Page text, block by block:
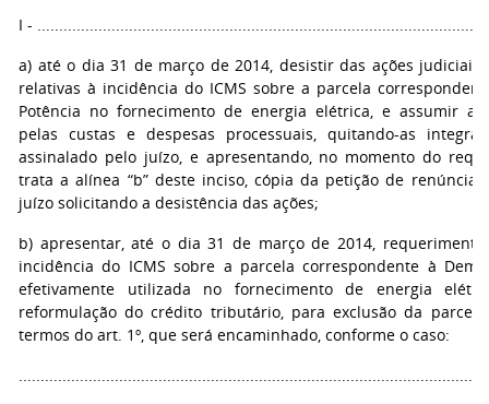
I -
a) até o dia 31 de março de 2014, desistir das ações judiciais
relativas à incidência do ICMS sobre a parcela
Potência no fornecimento de energia elétrica, e assumir a
pelas custas e despesas processuais, quitando-as
assinalado pelo juízo, e apresentando, no momento do
trata a alínea “b” deste inciso, cópia da petição de renúncia
juízo solicitando a desistência das ações;
b) apresentar, até o dia 31 de março de 2014, requerimento
incidência do ICMS sobre a parcela correspondente à
efetivamente utilizada no fornecimento de energia
reformulação do crédito tributário, para exclusão da
termos do art. 1º, que será encaminhado, conforme o caso: